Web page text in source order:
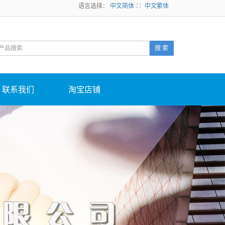
语言选择： 中文简体 ∷ 中文繁体
搜 索
联系我们 淘宝店铺